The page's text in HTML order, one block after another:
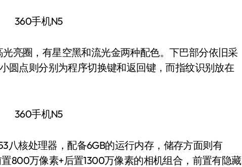
圈，有星空黑和流光金两种配色。下巴部分依旧采
圆点则分别为程序切换键和返回键，而指纹识别放在
核处理器，配备6GB的运行内存，储存方面则有
800万像素+后置1300万像素的相机组合，前置有隐藏